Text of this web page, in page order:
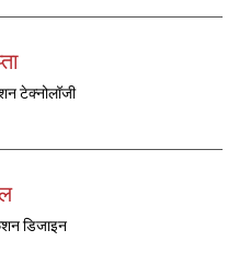
टेक्नोलॉजी
डिजाइन